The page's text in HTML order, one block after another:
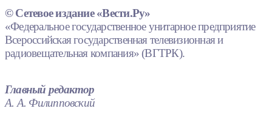
© Сетевое издание «Вести.Ру»
«Федеральное государственное унитарное предприятие
Всероссийская государственная телевизионная и
радиовещательная компания» (ВГТРК).
Главный редактор
А. А. Филипповский